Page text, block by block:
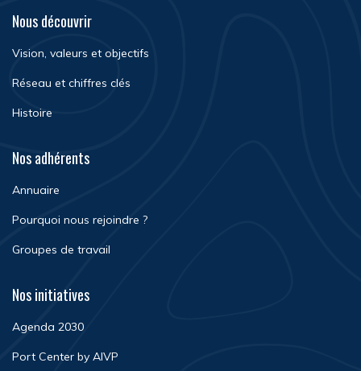
Nous découvrir
Vision, valeurs et objectifs
Réseau et chiffres clés
Histoire
Nos adhérents
Annuaire
Pourquoi nous rejoindre ?
Groupes de travail
Nos initiatives
Agenda 2030
Port Center by AIVP